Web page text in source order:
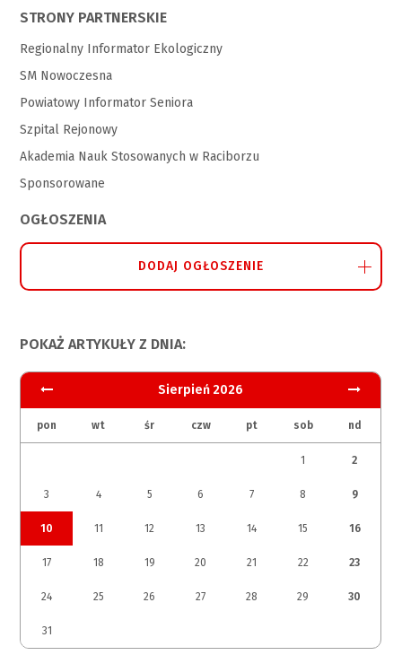
STRONY PARTNERSKIE
Regionalny Informator Ekologiczny
SM Nowoczesna
Powiatowy Informator Seniora
Szpital Rejonowy
Akademia Nauk Stosowanych w Raciborzu
Sponsorowane
OGŁOSZENIA
DODAJ OGŁOSZENIE
POKAŻ ARTYKUŁY Z DNIA:
Sierpień 2026
pon wt śr czw pt sob nd
1 2
3 4 5 6 7 8 9
10 11 12 13 14 15 16
17 18 19 20 21 22 23
24 25 26 27 28 29 30
31